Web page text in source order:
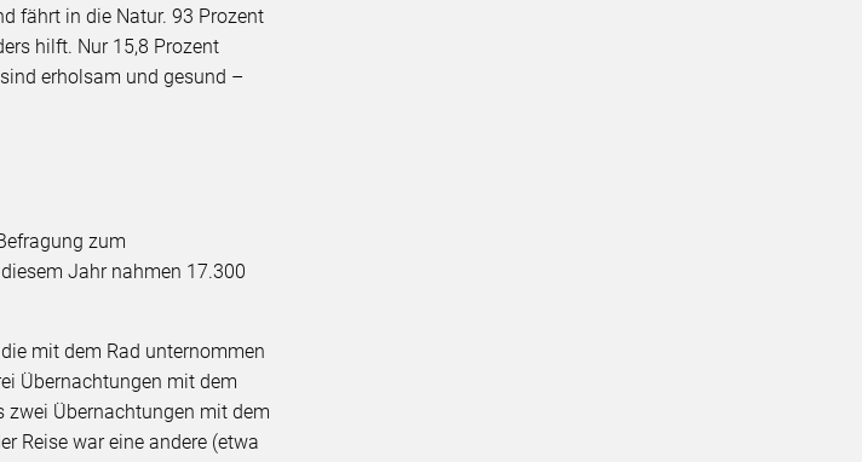
fährt in die Natur. 93 Prozent
hilft. Nur 15,8 Prozent
erholsam und gesund –
zum
Jahr nahmen 17.300
mit dem Rad unternommen
Übernachtungen mit dem
zwei Übernachtungen mit dem
Reise war eine andere (etwa